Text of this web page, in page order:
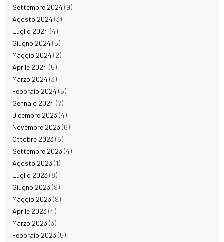
Settembre 2024 (9)
Agosto 2024 (3)
Luglio 2024 (4)
Giugno 2024 (5)
Maggio 2024 (2)
Aprile 2024 (5)
Marzo 2024 (3)
Febbraio 2024 (5)
Gennaio 2024 (7)
Dicembre 2023 (4)
Novembre 2023 (6)
Ottobre 2023 (6)
Settembre 2023 (4)
Agosto 2023 (1)
Luglio 2023 (8)
Giugno 2023 (9)
Maggio 2023 (9)
Aprile 2023 (4)
Marzo 2023 (3)
Febbraio 2023 (5)